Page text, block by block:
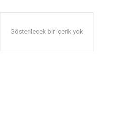
Gösterilecek bir içerik yok